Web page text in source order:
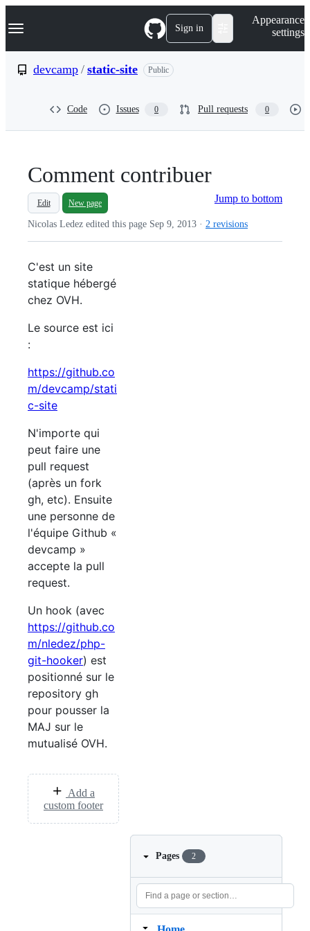
k
p
Navigation Menu Sign in
Appearance
settings
devcamp / static-site Public
Code Issues 0 Pull requests 0
Comment contribuer
Jump to bottom
Edit New page
Nicolas Ledez edited this page Sep 9, 2013 · 2 revisions
C'est un site
statique hébergé
chez OVH.
Le source est ici
:
https://github.co
m/devcamp/stati
c-site
N'importe qui
peut faire une
pull request
(après un fork
gh, etc). Ensuite
une personne de
l'équipe Github «
devcamp »
accepte la pull
request.
Un hook (avec
https://github.co
m/nledez/php-
git-hooker) est
positionné sur le
repository gh
pour pousser la
MAJ sur le
mutualisé OVH.
Add a
custom footer
Pages 2